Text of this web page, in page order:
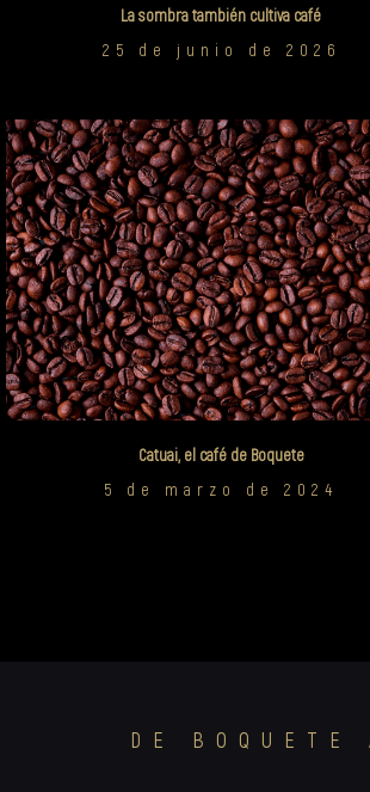
La sombra también cultiva café
25 de junio de 2026
Catuai, el café de Boquete
5 de marzo de 2024
DE BOQUETE